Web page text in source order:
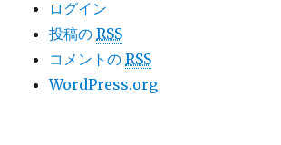
ログイン
投稿のRSS
コメントのRSS
WordPress.org